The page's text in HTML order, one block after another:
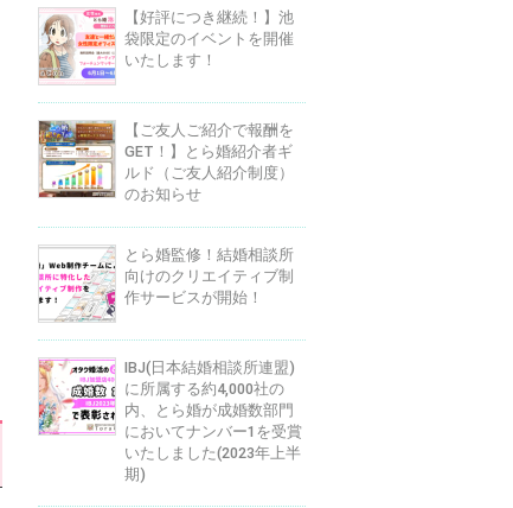
【好評につき継続！】池
袋限定のイベントを開催
いたします！
【ご友人ご紹介で報酬を
GET！】とら婚紹介者ギ
ルド（ご友人紹介制度）
のお知らせ
とら婚監修！結婚相談所
向けのクリエイティブ制
作サービスが開始！
IBJ(日本結婚相談所連盟)
に所属する約4,000社の
内、とら婚が成婚数部門
においてナンバー1を受賞
いたしました(2023年上半
期)